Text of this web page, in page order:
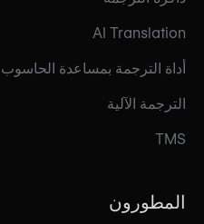
AI Translation
أداة الترجمة بمساعدة الحاسوب
الترجمة الآلية
TMS
المطورون